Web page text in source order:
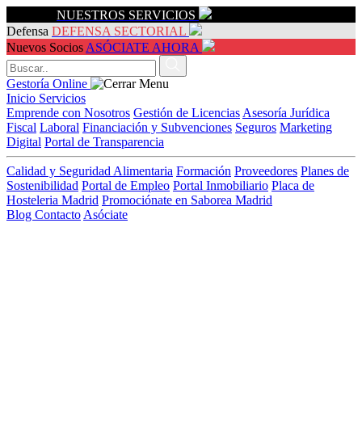
NUESTROS SERVICIOS
Defensa DEFENSA SECTORIAL
Nuevos Socios ASÓCIATE AHORA
Gestoría Online
Inicio Servicios
Emprende con Nosotros Gestión de Licencias Asesoría Jurídica
Fiscal Laboral Financiación y Subvenciones Seguros Marketing
Digital Portal de Transparencia
Calidad y Seguridad Alimentaria Formación Proveedores Planes de
Sostenibilidad Portal de Empleo Portal Inmobiliario Placa de
Hosteleria Madrid Promociónate en Saborea Madrid
Blog Contacto Asóciate